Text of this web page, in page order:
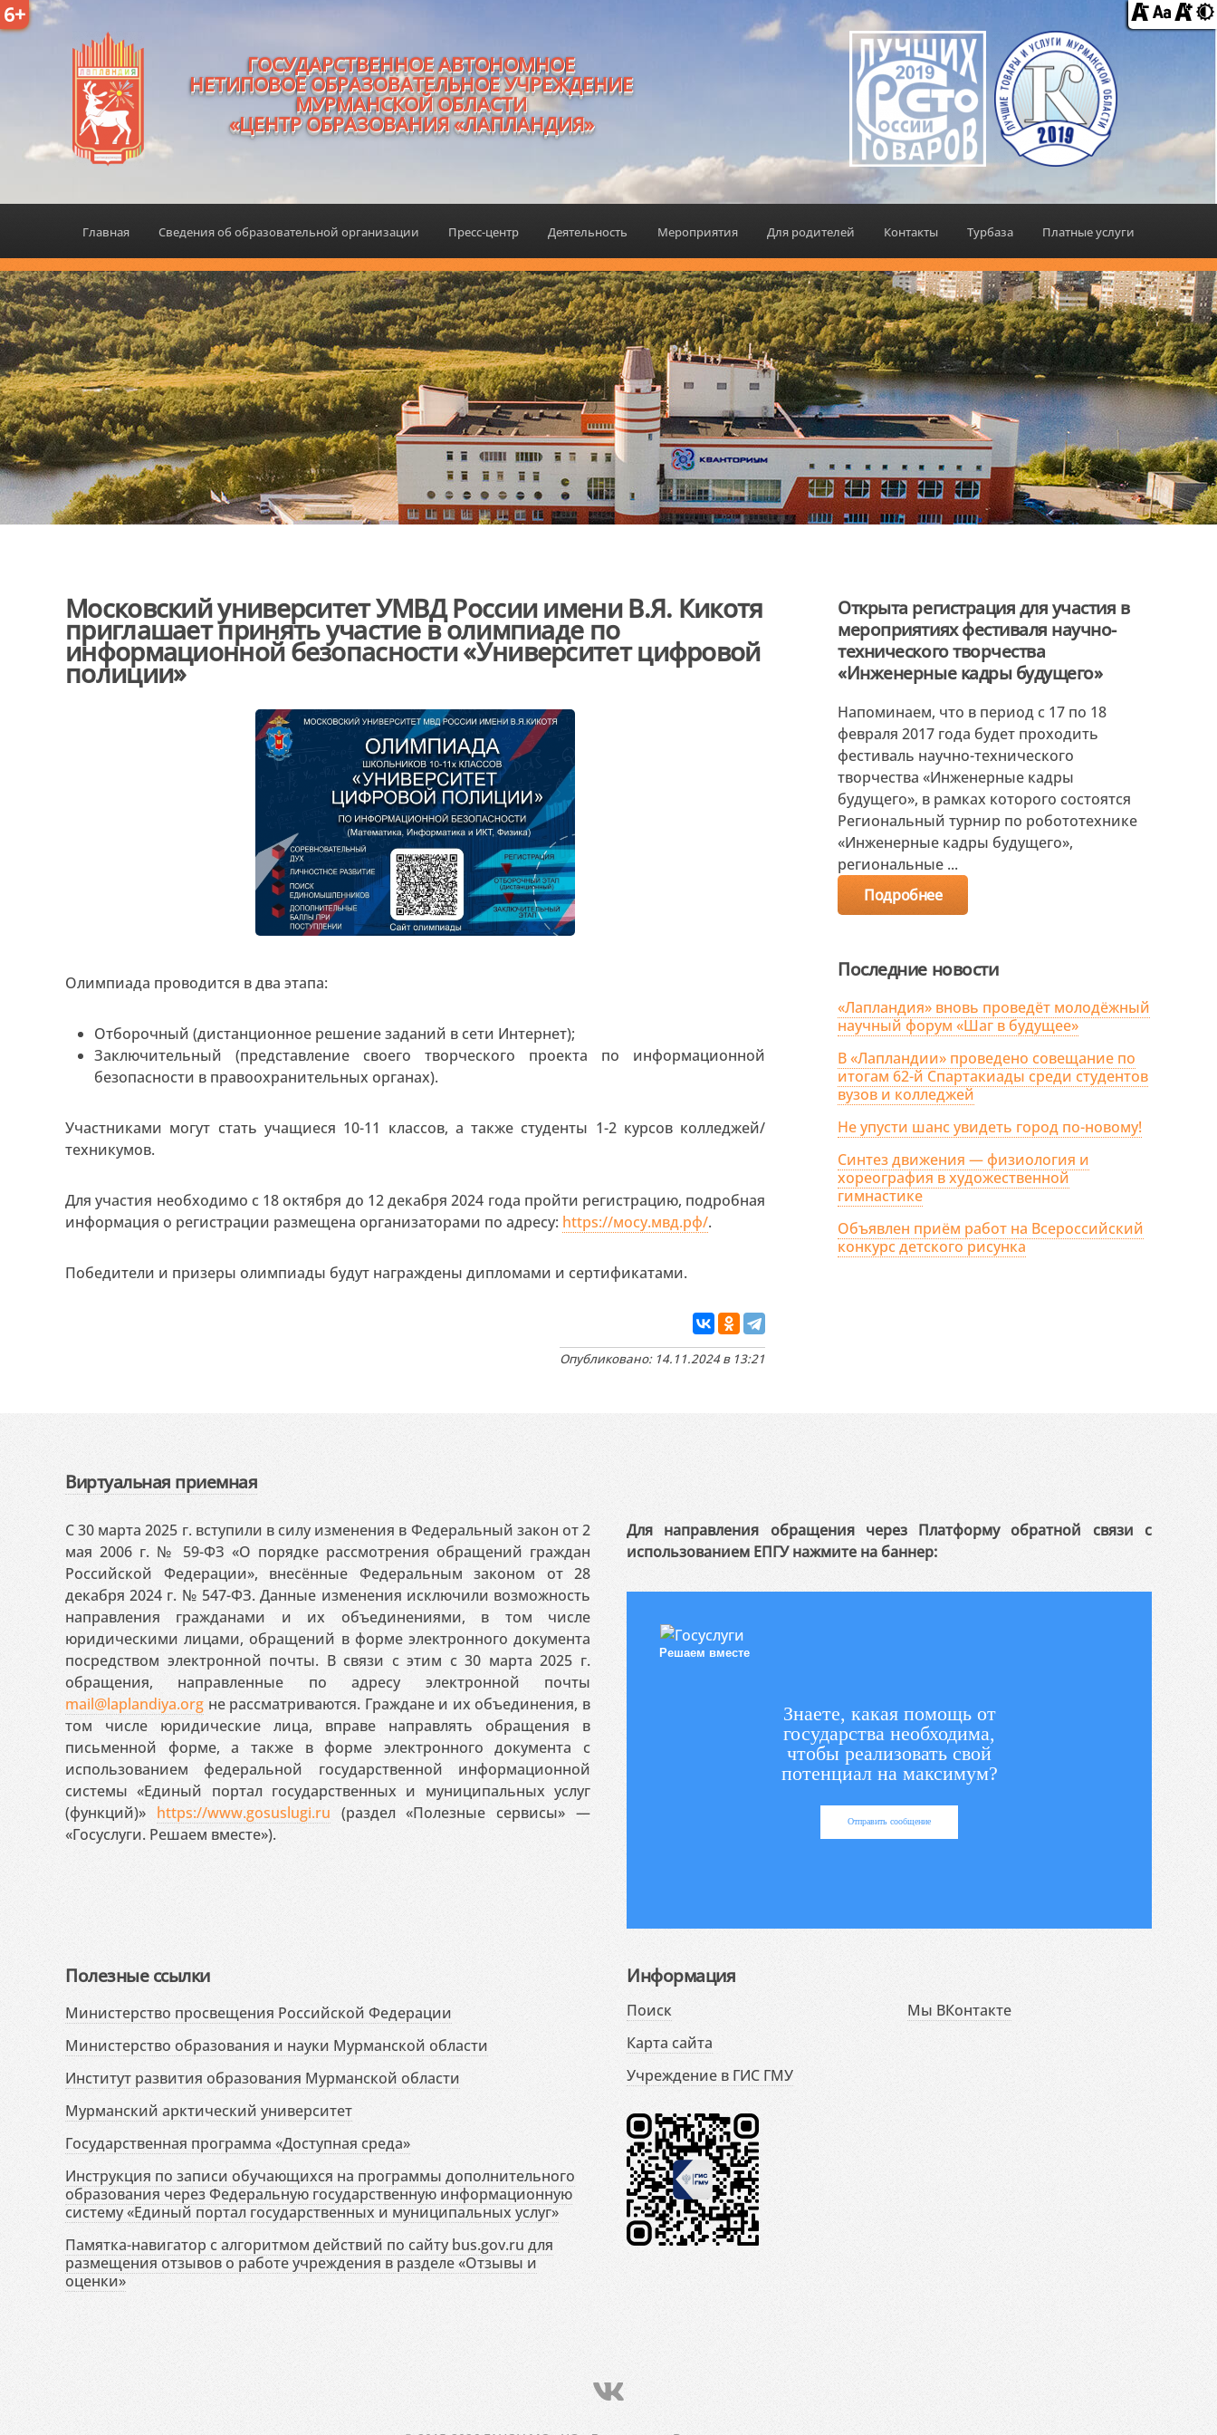
6+
ГОСУДАРСТВЕННОЕ АВТОНОМНОЕ
НЕТИПОВОЕ ОБРАЗОВАТЕЛЬНОЕ УЧРЕЖДЕНИЕ
МУРМАНСКОЙ ОБЛАСТИ
«ЦЕНТР ОБРАЗОВАНИЯ «ЛАПЛАНДИЯ»
Главная Сведения об образовательной организации Пресс-центр Деятельность Мероприятия Для родителей Контакты Турбаза Платные услуги
Московский университет УМВД России имени В.Я. Кикотя
приглашает принять участие в олимпиаде по
информационной безопасности «Университет цифровой
полиции»
Олимпиада проводится в два этапа:
Отборочный (дистанционное решение заданий в сети Интернет);
Заключительный (представление своего творческого проекта по информационной
безопасности в правоохранительных органах).
Участниками могут стать учащиеся 10-11 классов, а также студенты 1-2 курсов колледжей/
техникумов.
Для участия необходимо с 18 октября до 12 декабря 2024 года пройти регистрацию, подробная
информация о регистрации размещена организаторами по адресу: https://мосу.мвд.рф/.
Победители и призеры олимпиады будут награждены дипломами и сертификатами.
Опубликовано: 14.11.2024 в 13:21
Открыта регистрация для участия в
мероприятиях фестиваля научно-
технического творчества
«Инженерные кадры будущего»
Напоминаем, что в период с 17 по 18
февраля 2017 года будет проходить
фестиваль научно-технического
творчества «Инженерные кадры
будущего», в рамках которого состоятся
Региональный турнир по робототехнике
«Инженерные кадры будущего»,
региональные ...
Подробнее
Последние новости
«Лапландия» вновь проведёт молодёжный
научный форум «Шаг в будущее»
В «Лапландии» проведено совещание по
итогам 62-й Спартакиады среди студентов
вузов и колледжей
Не упусти шанс увидеть город по-новому!
Синтез движения — физиология и
хореография в художественной
гимнастике
Объявлен приём работ на Всероссийский
конкурс детского рисунка
Виртуальная приемная
С 30 марта 2025 г. вступили в силу изменения в Федеральный закон от 2
мая 2006 г. № 59-ФЗ «О порядке рассмотрения обращений граждан
Российской Федерации», внесённые Федеральным законом от 28
декабря 2024 г. № 547-ФЗ. Данные изменения исключили возможность
направления гражданами и их объединениями, в том числе
юридическими лицами, обращений в форме электронного документа
посредством электронной почты. В связи с этим с 30 марта 2025 г.
обращения, направленные по адресу электронной почты
mail@laplandiya.org не рассматриваются. Граждане и их объединения, в
том числе юридические лица, вправе направлять обращения в
письменной форме, а также в форме электронного документа с
использованием федеральной государственной информационной
системы «Единый портал государственных и муниципальных услуг
(функций)» https://www.gosuslugi.ru (раздел «Полезные сервисы» —
«Госуслуги. Решаем вместе»).
Для направления обращения через Платформу обратной связи с
использованием ЕПГУ нажмите на баннер:
Решаем вместе
Знаете, какая помощь от
государства необходима,
чтобы реализовать свой
потенциал на максимум?
Отправить сообщение
Полезные ссылки
Министерство просвещения Российской Федерации
Министерство образования и науки Мурманской области
Институт развития образования Мурманской области
Мурманский арктический университет
Государственная программа «Доступная среда»
Инструкция по записи обучающихся на программы дополнительного
образования через Федеральную государственную информационную
систему «Единый портал государственных и муниципальных услуг»
Памятка-навигатор с алгоритмом действий по сайту bus.gov.ru для
размещения отзывов о работе учреждения в разделе «Отзывы и
оценки»
Информация
Поиск
Карта сайта
Учреждение в ГИС ГМУ
Мы ВКонтакте